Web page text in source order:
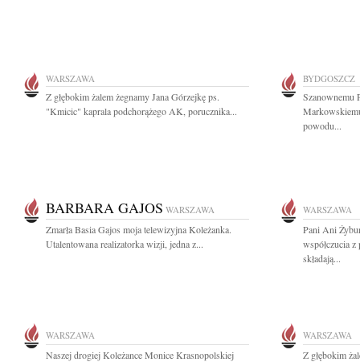
WARSZAWA
Z głębokim żalem żegnamy Jana Górzejkę ps.
"Kmicic" kaprala podchorążego AK, porucznika...
BYDGOSZCZ
Szanownemu
powodu...
BARBARA GAJOS WARSZAWA
Zmarła Basia Gajos moja telewizyjna Koleżanka.
Utalentowana realizatorka wizji, jedna z...
WARSZAWA
Pani Ani
współczucia
składają...
WARSZAWA
Naszej drogiej Koleżance Monice Krasnopolskiej
WARSZAWA
Z głębokim